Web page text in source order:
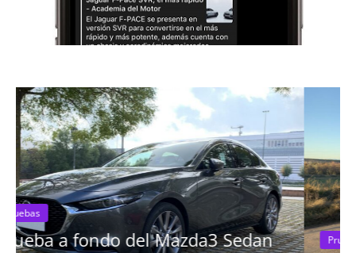
Pruebas